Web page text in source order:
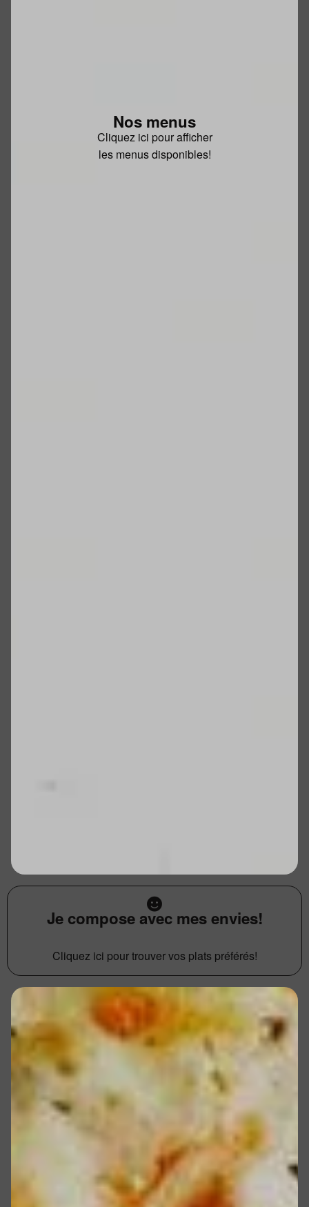
Nos menus
Cliquez ici pour afficher
les menus disponibles!
Je compose avec mes envies!
Cliquez ici pour trouver vos plats préférés!